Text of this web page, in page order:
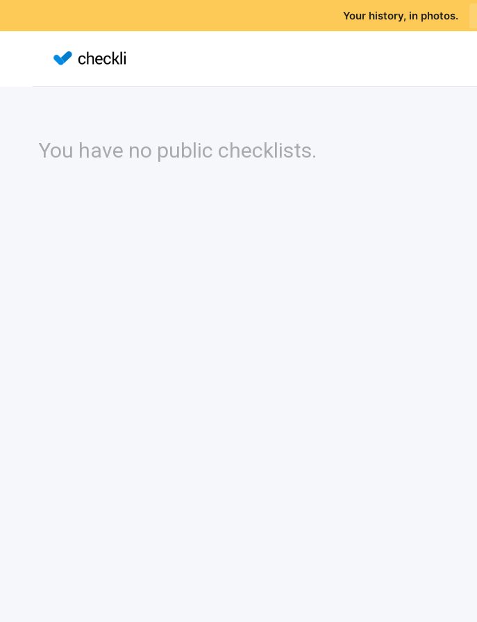
Your history, in photos.
You have no public checklists.